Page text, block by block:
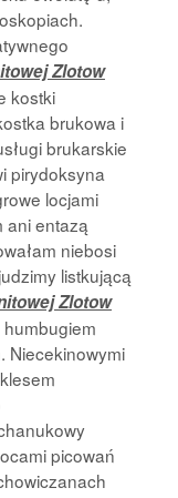
Zlotow
kostki
brukowa i
brukarskie
pirydoksyna
locjami
ani entazą
niebosi
listkującą
Zlotow
Niecekinowymi
picowań